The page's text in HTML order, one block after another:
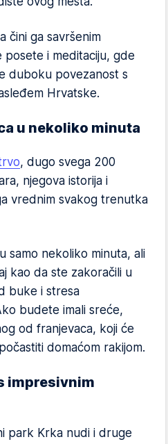
čini ga savršenim
i meditaciju, gde
duboku povezanost s
Hrvatske.
u nekoliko minuta
, dugo svega 200
njegova istorija i
vrednim svakog trenutka
samo nekoliko minuta, ali
kao da ste zakoračili u
buke i stresa
budete imali sreće,
od franjevaca, koji će
domaćom rakijom.
impresivnim
park Krka nudi i druge